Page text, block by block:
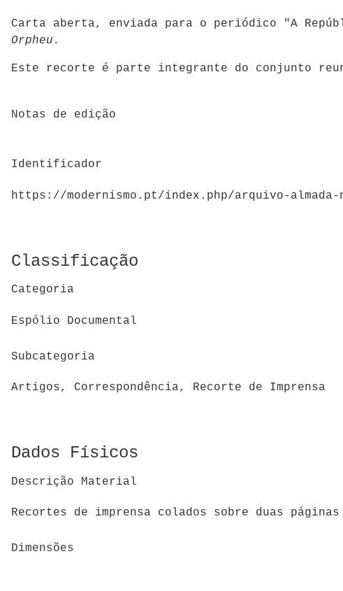
Carta aberta, enviada para o periódico "A
Orpheu.
Este recorte é parte integrante do conjunto
Notas de edição
Identificador
https://modernismo.pt/index.php/arquivo-
Classificação
Categoria
Espólio Documental
Subcategoria
Artigos, Correspondência, Recorte de Imprensa
Dados Físicos
Descrição Material
Recortes de imprensa colados sobre duas
Dimensões